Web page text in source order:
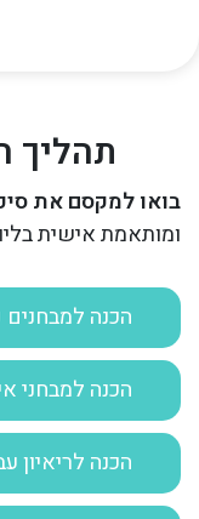
תהליך
בואו למקסם את
ומותאמת אישית
הכנה
הכנה למבחני
הכנה לריאיון